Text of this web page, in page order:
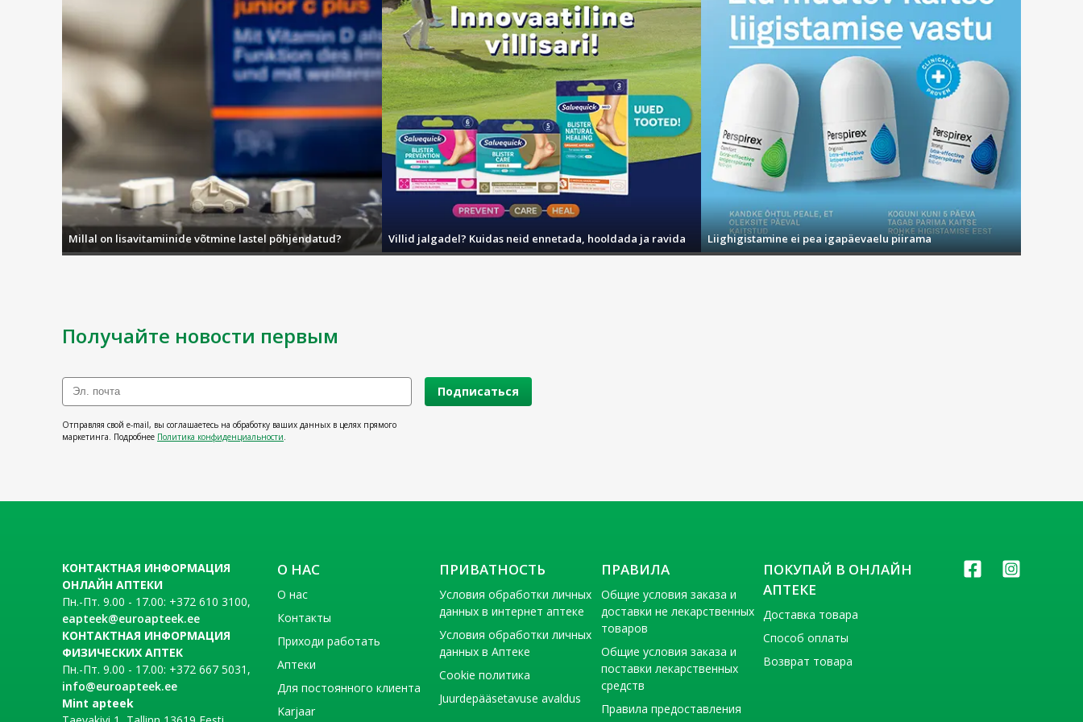
Millal on lisavitamiinide võtmine lastel põhjendatud? Villid jalgadel? Kuidas neid ennetada, hooldada ja ravida Liighigistamine ei pea igapäevaelu piirama
Получайте новости первым
Подписаться
Отправляя свой e-mail, вы соглашаетесь на обработку ваших данных в целях прямого
маркетинга. Подробнее Политика конфиденциальности
КОНТАКТНАЯ ИНФОРМАЦИЯ
ОНЛАЙН АПТЕКИ
Пн.-Пт. 9.00 - 17.00: +372 610 3100,
eapteek@euroapteek.ee
КОНТАКТНАЯ ИНФОРМАЦИЯ
ФИЗИЧЕСКИХ АПТЕК
Пн.-Пт. 9.00 - 17.00: +372 667 5031,
info@euroapteek.ee
Mint apteek
О НАС
О нас
Контакты
Приходи работать
Аптеки
Для постоянного клиента
Karjaar
ПРИВАТНОСТЬ
Условия обработки личных
данных в интернет аптеке
Условия обработки личных
данных в Аптеке
Cookie политика
Juurdepääsetavuse avaldus
ПРАВИЛА
Общие условия заказа и
доставки не лекарственных
товаров
Общие условия заказа и
поставки лекарственных
средств
Правила предоставления
ПОКУПАЙ В ОНЛАЙН
АПТЕКЕ
Доставка товара
Способ оплаты
Возврат товара